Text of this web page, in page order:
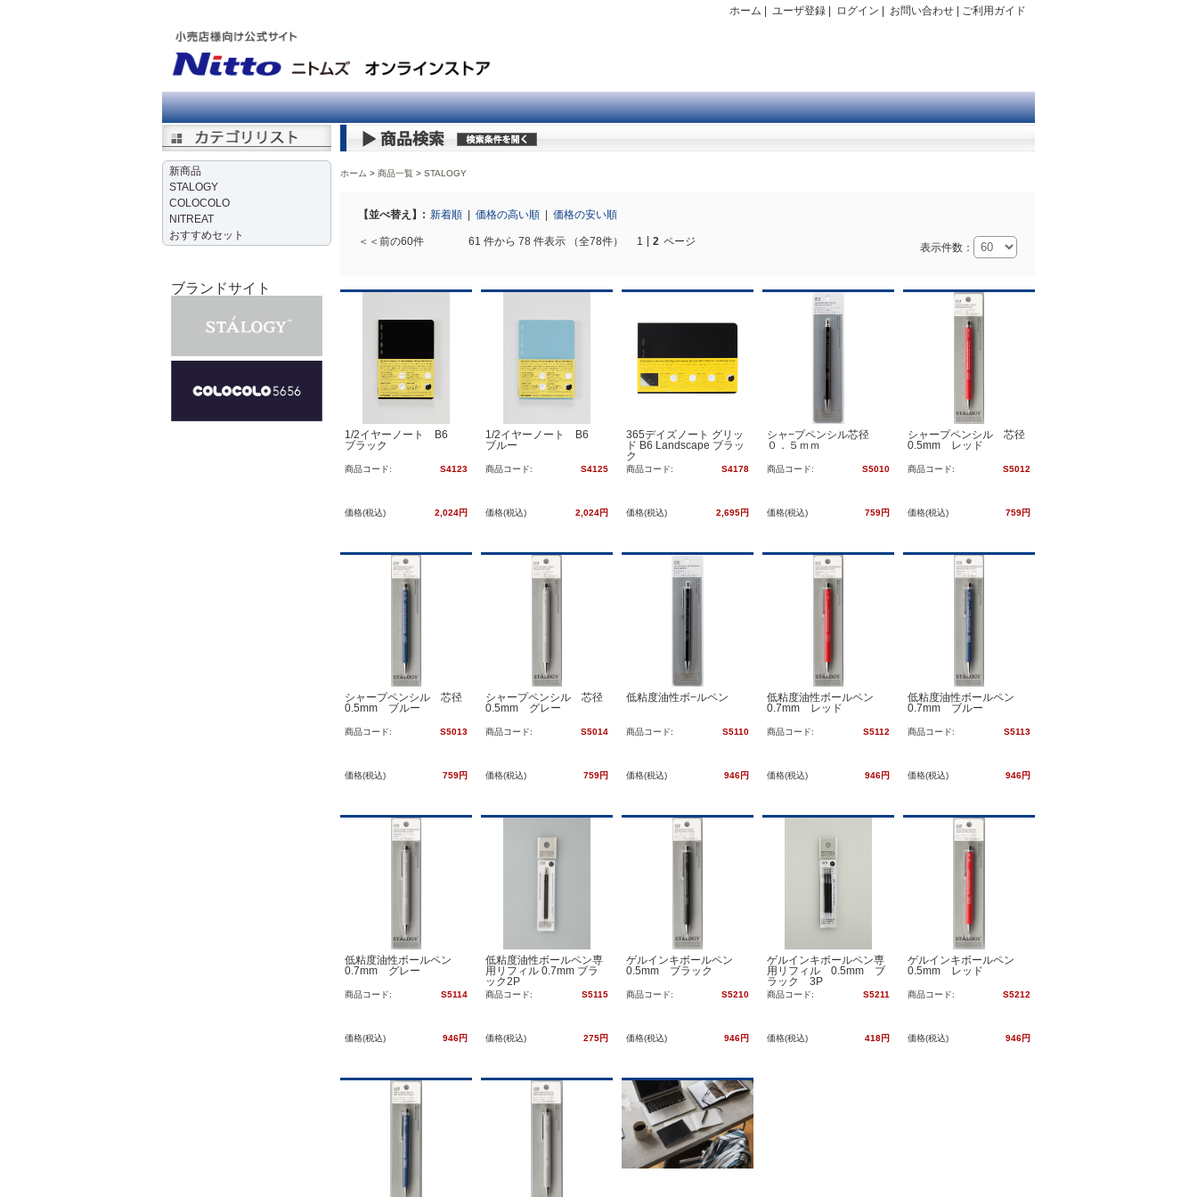
ホーム ユーザ登録 ログイン お問い合わせ ご利用ガイド
新商品
STALOGY
COLOCOLO
NITREAT
おすすめセット
ブランドサイト
ホーム 商品一覧 STALOGY
【並べ替え】: 新着順 価格の高い順 価格の安い順
＜＜前の60件 61 件から 78 件表示 （全78件） 1 2 ページ 表示件数：
1/2イヤーノート B6
ブラック
商品コード: S4123
価格(税込) 2,024円
1/2イヤーノート B6
ブルー
商品コード: S4125
価格(税込) 2,024円
365デイズノート グリッ
ド B6 Landscape ブラッ
ク
商品コード: S4178
価格(税込) 2,695円
シャ−プペンシル芯径
０．５ｍｍ
商品コード: S5010
価格(税込) 759円
シャープペンシル 芯径
0.5mm レッド
商品コード: S5012
価格(税込) 759円
シャープペンシル 芯径
0.5mm ブルー
商品コード: S5013
価格(税込) 759円
シャープペンシル 芯径
0.5mm グレー
商品コード: S5014
価格(税込) 759円
低粘度油性ボ−ルペン
商品コード: S5110
価格(税込) 946円
低粘度油性ボールペン
0.7mm レッド
商品コード: S5112
価格(税込) 946円
低粘度油性ボールペン
0.7mm ブルー
商品コード: S5113
価格(税込) 946円
低粘度油性ボールペン
0.7mm グレー
商品コード: S5114
価格(税込) 946円
低粘度油性ボールペン専
用リフィル 0.7mm ブラ
ック2P
商品コード: S5115
価格(税込) 275円
ゲルインキボールペン
0.5mm ブラック
商品コード: S5210
価格(税込) 946円
ゲルインキボールペン専
用リフィル 0.5mm ブ
ラック 3P
商品コード: S5211
価格(税込) 418円
ゲルインキボールペン
0.5mm レッド
商品コード: S5212
価格(税込) 946円